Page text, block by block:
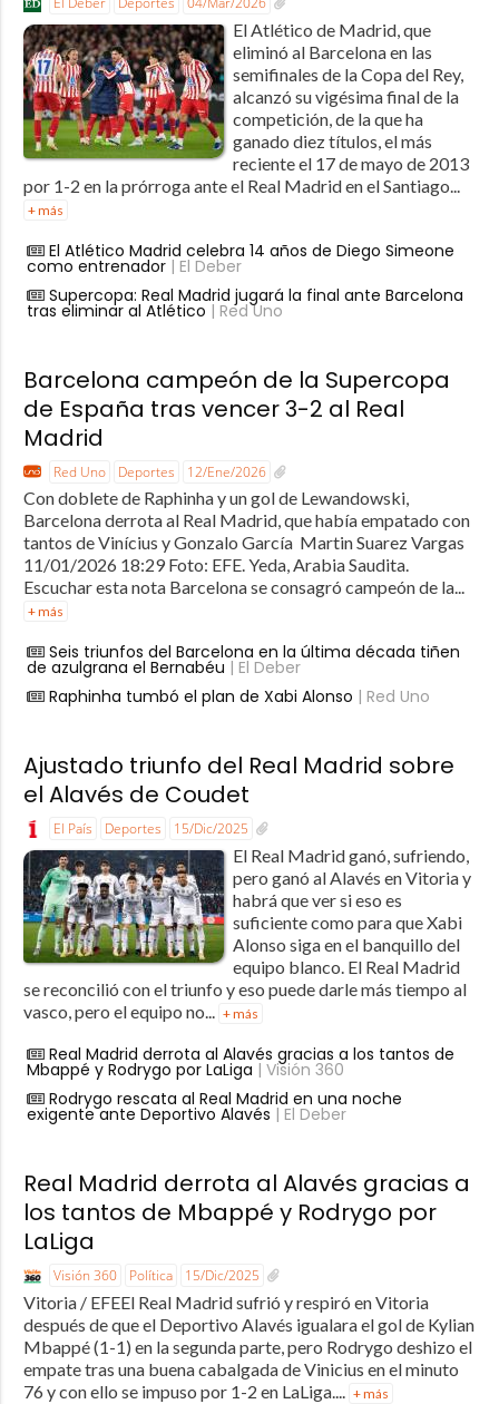
El Atlético de Madrid, que
eliminó al Barcelona en las
semifinales de la Copa del Rey,
alcanzó su vigésima final de la
competición, de la que ha
ganado diez títulos, el más
reciente el 17 de mayo de 2013
por 1-2 en la prórroga ante el Real Madrid en el Santiago...
+ más
El Atlético Madrid celebra 14 años de Diego Simeone
como entrenador| El Deber
Supercopa: Real Madrid jugará la final ante Barcelona
tras eliminar al Atlético | Red Uno
Barcelona campeón de la Supercopa
de España tras vencer 3-2 al Real
Madrid
Red Uno Deportes 12/Ene/2026
Con doblete de Raphinha y un gol de Lewandowski,
Barcelona derrota al Real Madrid, que había empatado con
tantos de Vinícius y Gonzalo García Martin Suarez Vargas
11/01/2026 18:29 Foto: EFE. Yeda, Arabia Saudita.
Escuchar esta nota Barcelona se consagró campeón de la...
+ más
Seis triunfos del Barcelona en la última década tiñen
de azulgrana el Bernabéu | El Deber
Raphinha tumbó el plan de Xabi Alonso | Red Uno
Ajustado triunfo del Real Madrid sobre
el Alavés de Coudet
El País Deportes 15/Dic/2025
El Real Madrid ganó, sufriendo,
pero ganó al Alavés en Vitoria y
habrá que ver si eso es
suficiente como para que Xabi
Alonso siga en el banquillo del
equipo blanco. El Real Madrid
se reconcilió con el triunfo y eso puede darle más tiempo al
vasco, pero el equipo no... + más
Real Madrid derrota al Alavés gracias a los tantos de
Mbappé y Rodrygo por LaLiga | Visión 360
Rodrygo rescata al Real Madrid en una noche
exigente ante Deportivo Alavés | El Deber
Real Madrid derrota al Alavés gracias a
los tantos de Mbappé y Rodrygo por
LaLiga
Visión 360 Política 15/Dic/2025
Vitoria / EFEEl Real Madrid sufrió y respiró en Vitoria
después de que el Deportivo Alavés igualara el gol de Kylian
Mbappé (1-1) en la segunda parte, pero Rodrygo deshizo el
empate tras una buena cabalgada de Vinicius en el minuto
76 y con ello se impuso por 1-2 en LaLiga.... + más